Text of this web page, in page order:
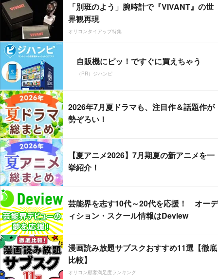
「別班のよう」腕時計で『VIVANT』の世
界観再現
オリコンタイアップ特集
自販機にピッ！ですぐに買えちゃう
（PR）ジハンピ
2026年7月夏ドラマも、注目作＆話題作が
勢ぞろい！
【夏アニメ2026】7月期夏の新アニメを一
挙紹介！
芸能界を志す10代～20代を応援！ オーデ
ィション・スクール情報はDeview
漫画読み放題サブスクおすすめ11選【徹底
比較】
オリコン顧客満足度ランキング